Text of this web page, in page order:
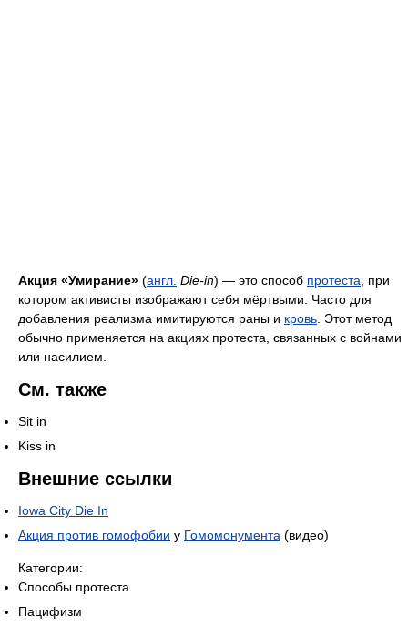
Акция «Умирание» (англ. Die-in) — это способ протеста , при
котором активисты изображают себя мёртвыми. Часто для
добавления реализма имитируются раны и кровь . Этот метод
обычно применяется на акциях протеста, связанных с войнами
или насилием.
См. также
Sit in
Kiss in
Внешние ссылки
Iowa City Die In
Акция против гомофобии у Гомомонумента (видео)
Категории:
Способы протеста
Пацифизм